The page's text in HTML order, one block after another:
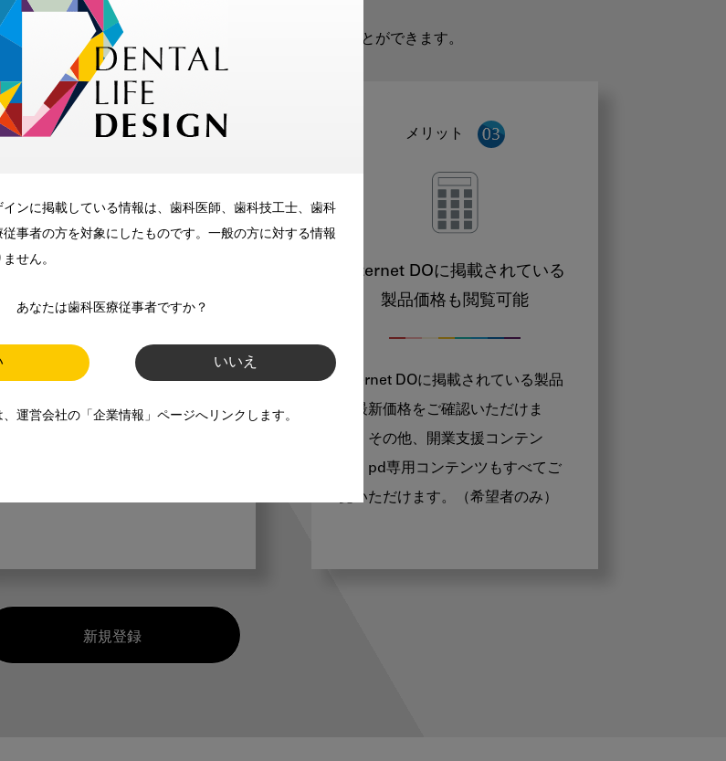
ンに掲載している情報は、歯科医師、歯科技工士、歯科
事者の方を対象にしたものです。一般の方に対する情報
せん。
あなたは歯科医療従事者ですか？
いいえ
、運営会社の「企業情報」ページへリンクします。
ルライフデザインをもっと便利にご利用いただくことができます。
メリット
メールマガジンでお届け
登録いただいた職種（歯科医
、歯科衛生士、歯科技工士）に
メリット
Internet DOに掲載されている
製品価格も閲覧可能
Internet DOに掲載されている製品
の最新価格をご確認いただけま
す。その他、開業支援コンテン
ツ、pd専用コンテンツもすべてご
覧いただけます。（希望者のみ）
新規登録